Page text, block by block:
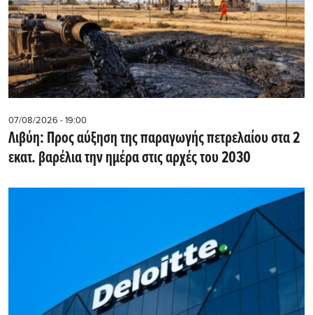
07/08/2026 - 19:00
Λιβύη: Προς αύξηση της παραγωγής πετρελαίου στα 2
εκατ. βαρέλια την ημέρα στις αρχές του 2030